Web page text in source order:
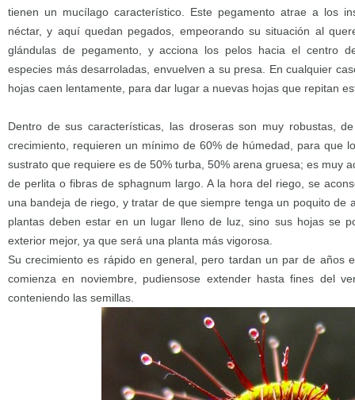
tienen un mucílago característico. Este pegamento atrae a los
néctar, y aquí quedan pegados, empeorando su situación al
glándulas de pegamento, y acciona los pelos hacia el centro
especies más desarroladas, envuelven a su presa. En cualquier
hojas caen lentamente, para dar lugar a nuevas hojas que repitan
Dentro de sus características, las droseras son muy robustas,
crecimiento, requieren un mínimo de 60% de húmedad, para que
sustrato que requiere es de 50% turba, 50% arena gruesa; es muy
de perlita o fibras de sphagnum largo. A la hora del riego, se
una bandeja de riego, y tratar de que siempre tenga un poquito de
plantas deben estar en un lugar lleno de luz, sino sus hojas se
exterior mejor, ya que será una planta más vigorosa.
Su crecimiento es rápido en general, pero tardan un par de años
comienza en noviembre, pudiensose extender hasta fines del
conteniendo las semillas.